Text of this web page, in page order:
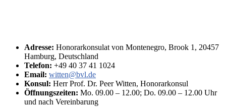
Adresse: Honorarkonsulat von Montenegro, Brook 1, 20457
Hamburg, Deutschland
Telefon: +49 40 37 41 1024
Email: witten@bvl.de
Konsul: Herr Prof. Dr. Peer Witten, Honorarkonsul
Öffnungszeiten: Mo. 09.00 – 12.00; Do. 09.00 – 12.00 Uhr
und nach Vereinbarung